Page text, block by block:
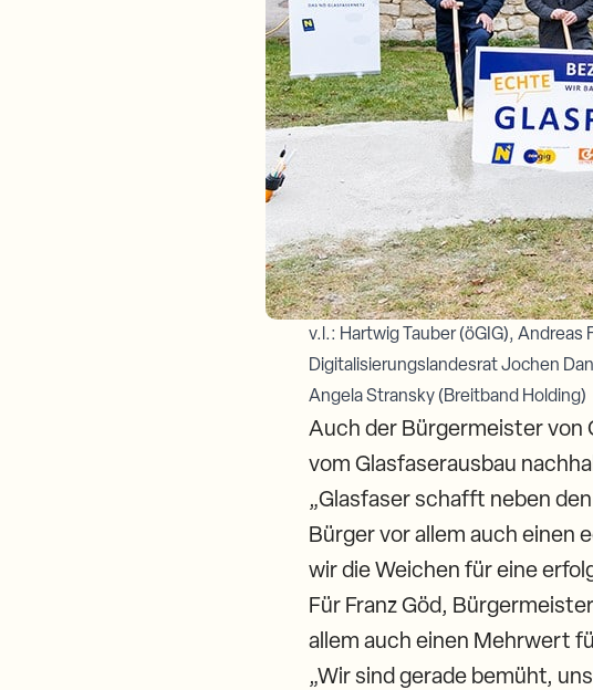
v.l.: Hartwig Tauber (öGIG),
Digitalisierungslandesrat Jochen
Angela Stransky (Breitband Holding)
Auch der Bürgermeister von
vom Glasfaserausbau
„Glasfaser schafft neben
Bürger vor allem auch einen
wir die Weichen für eine
Für Franz Göd,
allem auch einen Mehrwert
„Wir sind gerade bemüht,